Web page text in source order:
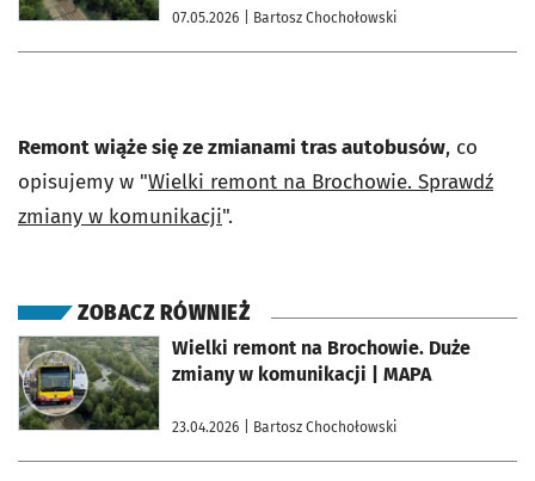
07.05.2026 | Bartosz Chochołowski
Remont wiąże się ze zmianami tras autobusów, co
opisujemy w "Wielki remont na Brochowie. Sprawdź
zmiany w komunikacji".
ZOBACZ RÓWNIEŻ
Wielki remont na Brochowie. Duże
zmiany w komunikacji | MAPA
23.04.2026 | Bartosz Chochołowski
otworzy się w nowej karcie